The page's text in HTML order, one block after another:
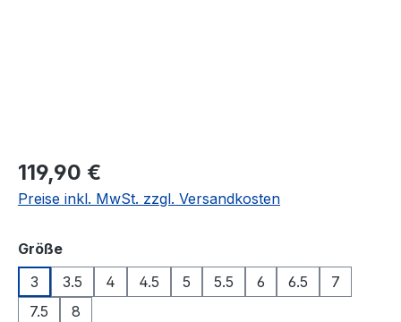
Regulärer Preis:
119,90 €
Preise inkl. MwSt. zzgl. Versandkosten
Größeauswählen
3
3.5 4 4.5 5 5.5 6 6.5
7
7.5
8